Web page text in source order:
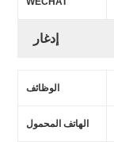
إدغار
الوظائف
الهاتف المحمول